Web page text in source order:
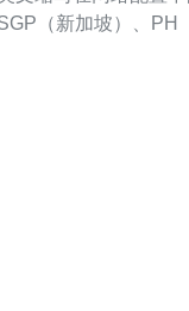
（新加坡）、PH
地理位置，也影响延